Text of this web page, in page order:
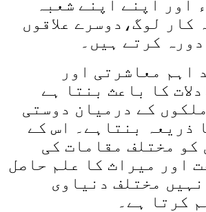
اور اپنے اپنے شعبہ
کار لوگ،دوسرے علاقوں
کرتے ہیں۔
اہم معاشرتی اور
کا باعث بنتا ہے
کے درمیان دوستی
ذریعہ بنتاہے۔ اس کے
کو مختلف مقامات کی
اور میراث کا علم حاصل
مختلف دنیاوی
کرتا ہے۔